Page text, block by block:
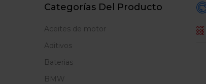
Categorías Del Producto
Aceites de motor
Aditivos
Baterias
BMW